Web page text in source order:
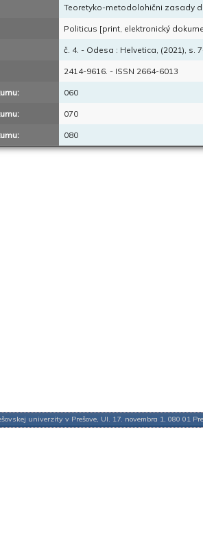
Teoretyko-metodolohični zasady
Politicus [print, elektronický
č. 4. - Odesa : Helvetica, (2021), s.
2414-9616. - ISSN 2664-6013
060
070
080
univerzity v Prešove, Ul. 17. novembra 1, 080 01